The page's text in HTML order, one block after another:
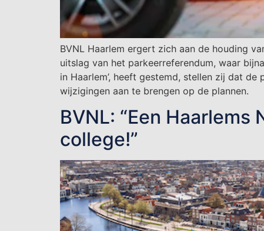
BVNL Haarlem ergert zich aan de houding
uitslag van het parkeerreferendum, waar
in Haarlem’, heeft gestemd, stellen zij dat
wijzigingen aan te brengen op de plannen.
BVNL: “Een
college!”